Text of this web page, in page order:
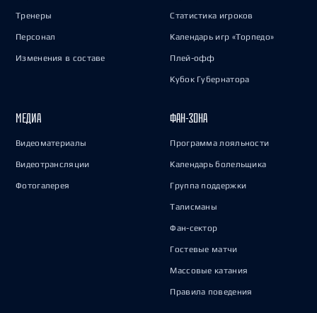
Тренеры
Персонал
Изменения в составе
Статистика игроков
Календарь игр «Торпедо»
Плей-офф
Кубок Губернатора
МЕДИА
Видеоматериалы
Видеотрансляции
Фотогалерея
ФАН-ЗОНА
Программа лояльности
Календарь болельщика
Группа поддержки
Талисманы
Фан-сектор
Гостевые матчи
Массовые катания
Правила поведения